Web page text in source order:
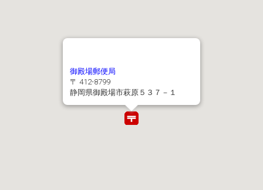
御殿場郵便局
〒 412-8799
静岡県御殿場市萩原５３７－１